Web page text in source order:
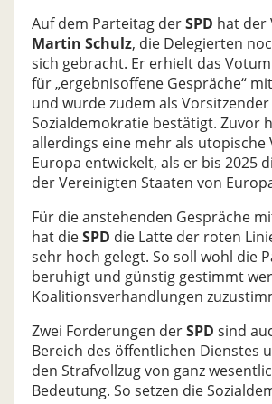
Auf dem Parteitag derSPD hat der
Martin Schulz, die Delegierten
sich gebracht. Er erhielt das
für „ergebnisoffene Gespräche“
und wurde zudem als
Sozialdemokratie bestätigt. Zuvor
allerdings eine mehr als utopische
Europa entwickelt, als er bis 2025
der Vereinigten Staaten von
Für die anstehenden Gespräche
hat dieSPD die Latte der roten
sehr hoch gelegt. So soll wohl die
beruhigt und günstig gestimmt
Koalitionsverhandlungen
Zwei Forderungen derSPD sind
Bereich des öffentlichen Dienstes
den Strafvollzug von ganz
Bedeutung. So setzen die